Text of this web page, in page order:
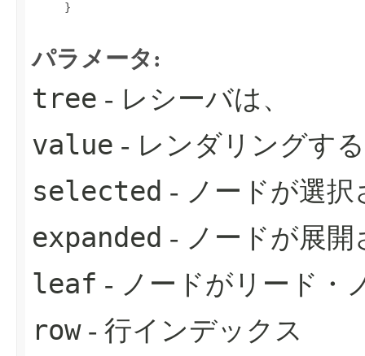
     }
パラメータ:
tree - レシーバは、
value - レンダリングす
selected - ノードが選
expanded - ノードが展
leaf - ノードがリード・
row- 行インデックス